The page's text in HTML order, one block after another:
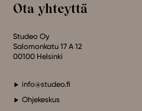
Ota yhteyttä
Studeo Oy
Salomonkatu 17 A 12
00100 Helsinki
info@studeo.fi
Ohjekeskus